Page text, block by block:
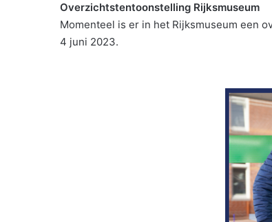
Overzichtstentoonstelling Rijksmuseum
Momenteel is er in het Rijksmuseum een
4 juni 2023.